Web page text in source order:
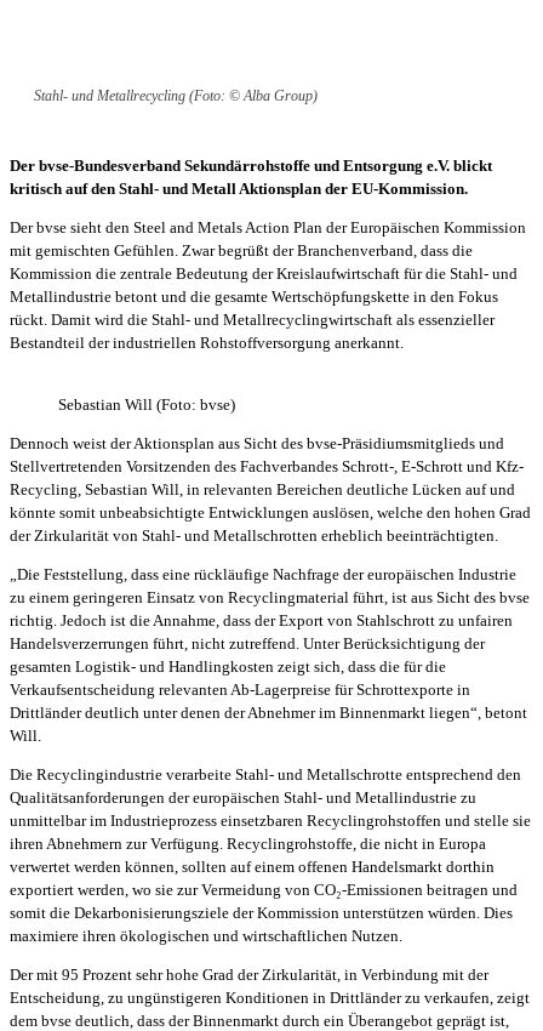
Stahl- und Metallrecycling (Foto: © Alba Group)
Der bvse-Bundesverband Sekundärrohstoffe und Entsorgung e.V. blickt
kritisch auf den Stahl- und Metall Aktionsplan der EU-Kommission.
Der bvse sieht den Steel and Metals Action Plan der Europäischen Kommission
mit gemischten Gefühlen. Zwar begrüßt der Branchenverband, dass die
Kommission die zentrale Bedeutung der Kreislaufwirtschaft für die Stahl- und
Metallindustrie betont und die gesamte Wertschöpfungskette in den Fokus
rückt. Damit wird die Stahl- und Metallrecyclingwirtschaft als essenzieller
Bestandteil der industriellen Rohstoffversorgung anerkannt.
Sebastian Will (Foto: bvse)
Dennoch weist der Aktionsplan aus Sicht des bvse-Präsidiumsmitglieds und
Stellvertretenden Vorsitzenden des Fachverbandes Schrott-, E-Schrott und Kfz-
Recycling, Sebastian Will, in relevanten Bereichen deutliche Lücken auf und
könnte somit unbeabsichtigte Entwicklungen auslösen, welche den hohen Grad
der Zirkularität von Stahl- und Metallschrotten erheblich beeinträchtigten.
„Die Feststellung, dass eine rückläufige Nachfrage der europäischen Industrie
zu einem geringeren Einsatz von Recyclingmaterial führt, ist aus Sicht des bvse
richtig. Jedoch ist die Annahme, dass der Export von Stahlschrott zu unfairen
Handelsverzerrungen führt, nicht zutreffend. Unter Berücksichtigung der
gesamten Logistik- und Handlingkosten zeigt sich, dass die für die
Verkaufsentscheidung relevanten Ab-Lagerpreise für Schrottexporte in
Drittländer deutlich unter denen der Abnehmer im Binnenmarkt liegen“, betont
Will.
Die Recyclingindustrie verarbeite Stahl- und Metallschrotte entsprechend den
Qualitätsanforderungen der europäischen Stahl- und Metallindustrie zu
unmittelbar im Industrieprozess einsetzbaren Recyclingrohstoffen und stelle sie
ihren Abnehmern zur Verfügung. Recyclingrohstoffe, die nicht in Europa
verwertet werden können, sollten auf einem offenen Handelsmarkt dorthin
exportiert werden, wo sie zur Vermeidung von CO₂-Emissionen beitragen und
somit die Dekarbonisierungsziele der Kommission unterstützen würden. Dies
maximiere ihren ökologischen und wirtschaftlichen Nutzen.
Der mit 95 Prozent sehr hohe Grad der Zirkularität, in Verbindung mit der
Entscheidung, zu ungünstigeren Konditionen in Drittländer zu verkaufen, zeigt
dem bvse deutlich, dass der Binnenmarkt durch ein Überangebot geprägt ist,